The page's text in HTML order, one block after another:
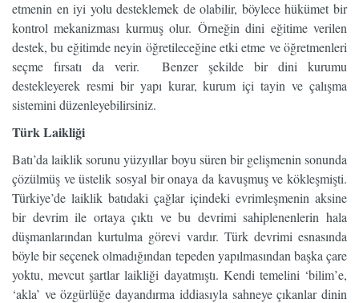
etmenin en iyi yolu desteklemek de olabilir, böylece hükümet bir
kontrol mekanizması kurmuş olur. Örneğin dini eğitime verilen
destek, bu eğitimde neyin öğretileceğine etki etme ve öğretmenleri
seçme fırsatı da verir. Benzer şekilde bir dini kurumu
destekleyerek resmi bir yapı kurar, kurum içi tayin ve çalışma
sistemini düzenleyebilirsiniz.
Türk Laikliği
Batı’da laiklik sorunu yüzyıllar boyu süren bir gelişmenin sonunda
çözülmüş ve üstelik sosyal bir onaya da kavuşmuş ve kökleşmişti.
Türkiye’de laiklik batıdaki çağlar içindeki evrimleşmenin aksine
bir devrim ile ortaya çıktı ve bu devrimi sahiplenenlerin hala
düşmanlarından kurtulma görevi vardır. Türk devrimi esnasında
böyle bir seçenek olmadığından tepeden yapılmasından başka çare
yoktu, mevcut şartlar laikliği dayatmıştı. Kendi temelini ‘bilim’e,
‘akla’ ve özgürlüğe dayandırma iddiasıyla sahneye çıkanlar dinin